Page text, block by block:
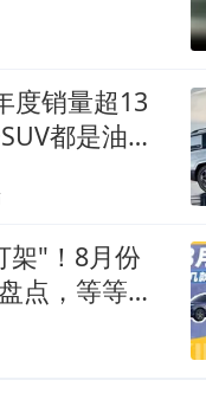
度销量超13
都是油老
架"！8月份
点，等等党